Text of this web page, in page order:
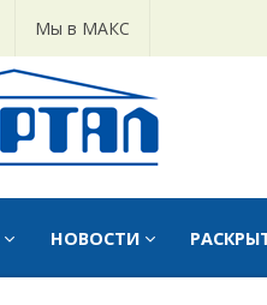
Мы в МАКС
НОВОСТИ